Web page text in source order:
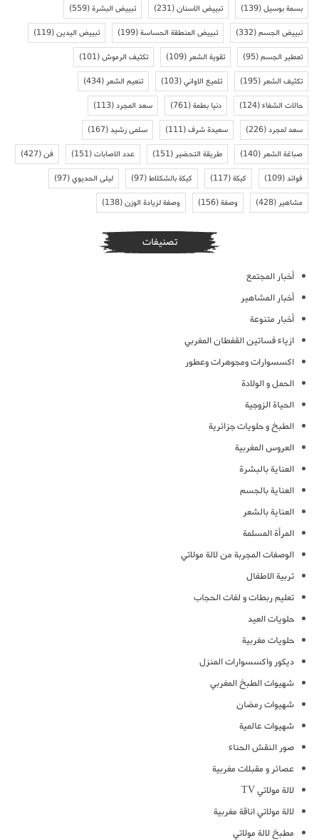
بسمة بوسيل(139) تبييض الاسنان(231) تبييض البشرة(559)
تبييض الجسم(332) تبييض المنطقة الحساسة(199) تبييض اليدين(119)
تعطير الجسم(95) تقوية الشعر(109) تكثيف الرموش(101)
تكثيف الشعر(195) تلميع الاواني(103) تنعيم الشعر(434)
حالات الشفاء(124) دنيا بطمة(761) سعد المجرد(113)
سعد لمجرد(226) سعيدة شرف(111) سلمى رشيد(167)
صباغة الشعر(140) طريقة التحضير(151) عدد الاصابات(151) فن(427)
فوائد(109) كيكة(117) كيكة بالشكلاط(97) ليلى الحديوي(97)
مشاهير(428) وصفة(156) وصفة لزيادة الوزن(138)
تصنيفات
أخبار المجتمع
أخبار المشاهير
أخبار متنوعة
ازياء فساتين القفطان المغربي
اكسسوارات ومجوهرات وعطور
الحمل و الولادة
الحياة الزوجية
الطبخ و حلويات جزائرية
العروس المغربية
العناية بالبشرة
العناية بالجسم
العناية بالشعر
المرأة المسلمة
الوصفات المجربة من لالة مولاتي
تربية الاطفال
تعليم ربطات و لفات الحجاب
حلويات العيد
حلويات مغربية
ديكور واكسسوارات المنزل
شهيوات الطبخ المغربي
شهيوات رمضان
شهيوات عالمية
صور النقش الحناء
عصائر و مقبلات مغربية
لالة مولاتي TV
لالة مولاتي اناقة مغربية
مطبخ لالة مولاتي